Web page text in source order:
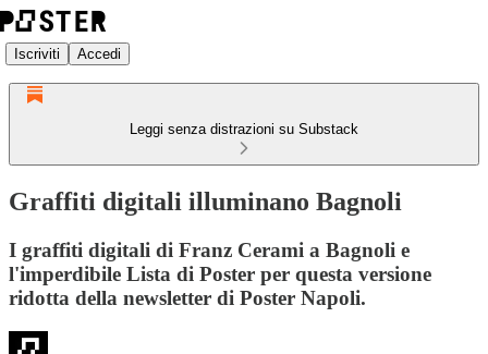
Iscriviti Accedi
Leggi senza distrazioni su Substack
Graffiti digitali illuminano Bagnoli
I graffiti digitali di Franz Cerami a Bagnoli e
l'imperdibile Lista di Poster per questa versione
ridotta della newsletter di Poster Napoli.